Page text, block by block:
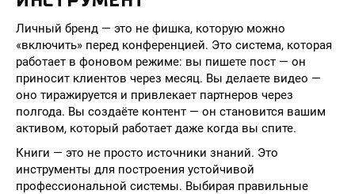
Личный бренд — это не фишка, которую можно
«включить» перед конференцией. Это система, которая
работает в фоновом режиме: вы пишете пост — он
приносит клиентов через месяц. Вы делаете видео —
оно тиражируется и привлекает партнеров через
полгода. Вы создаёте контент — он становится вашим
активом, который работает даже когда вы спите.
Книги — это не просто источники знаний. Это
инструменты для построения устойчивой
профессиональной системы. Выбирая правильные